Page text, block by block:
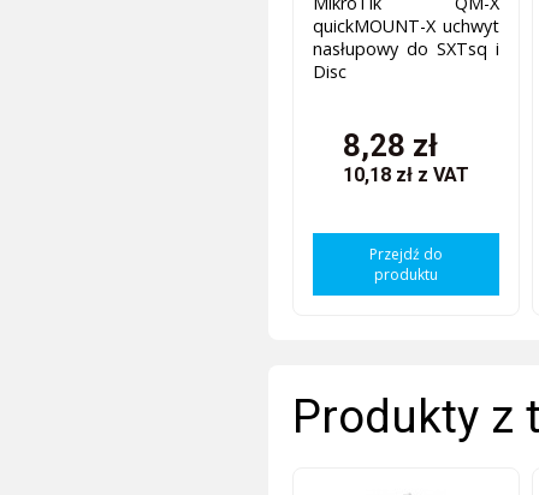
quickMOUNT-X uchwyt
nasłupowy do SXTsq i
Disc
8,28 zł
10,18 zł z VAT
Przejdź do
produktu
Produkty z